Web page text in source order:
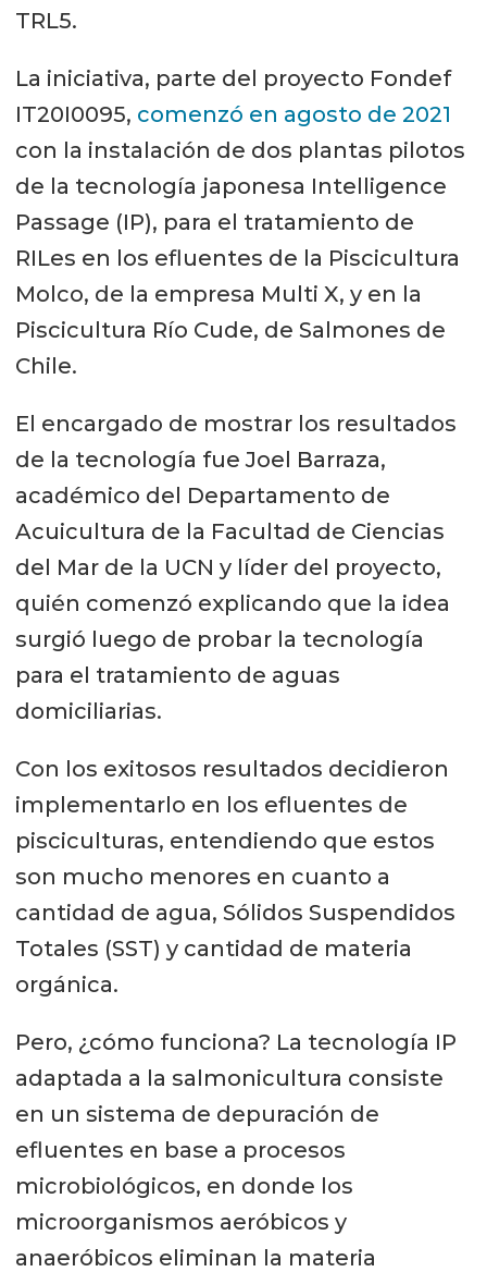
TRL5.
La iniciativa, parte del proyecto Fondef
IT20I0095, comenzó en agosto de 2021
con la instalación de dos plantas pilotos
de la tecnología japonesa Intelligence
Passage (IP), para el tratamiento de
RILes en los efluentes de la Piscicultura
Molco, de la empresa Multi X, y en la
Piscicultura Río Cude, de Salmones de
Chile.
El encargado de mostrar los resultados
de la tecnología fue Joel Barraza,
académico del Departamento de
Acuicultura de la Facultad de Ciencias
del Mar de la UCN y líder del proyecto,
quién comenzó explicando que la idea
surgió luego de probar la tecnología
para el tratamiento de aguas
domiciliarias.
Con los exitosos resultados decidieron
implementarlo en los efluentes de
pisciculturas, entendiendo que estos
son mucho menores en cuanto a
cantidad de agua, Sólidos Suspendidos
Totales (SST) y cantidad de materia
orgánica.
Pero, ¿cómo funciona? La tecnología IP
adaptada a la salmonicultura consiste
en un sistema de depuración de
efluentes en base a procesos
microbiológicos, en donde los
microorganismos aeróbicos y
anaeróbicos eliminan la materia